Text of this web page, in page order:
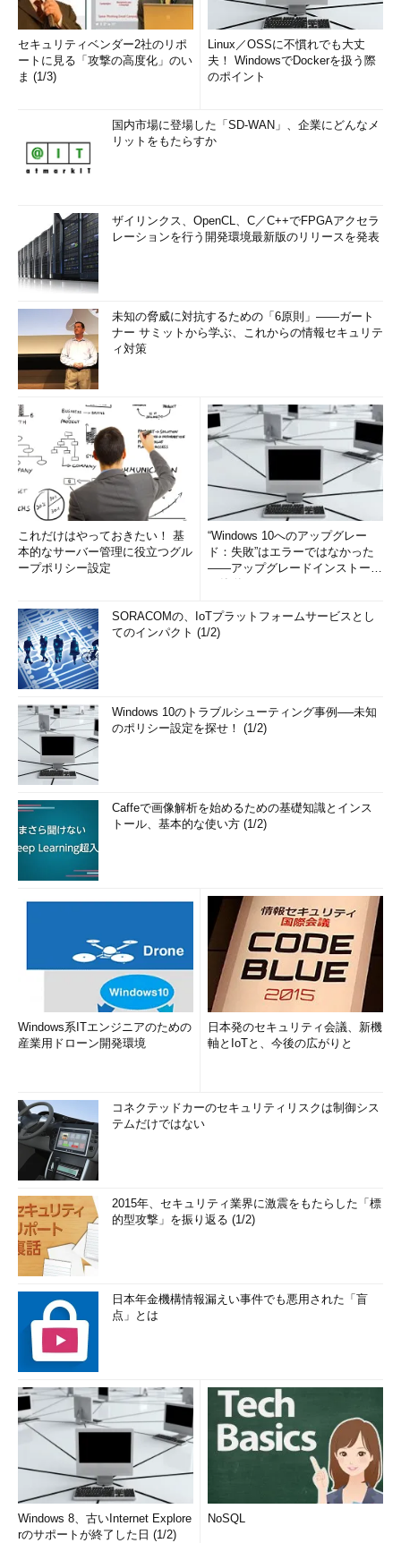
セキュリティベンダー2社のリポ
ートに見る「攻撃の高度化」のい
ま (1/3)
Linux／OSSに不慣れでも大丈
夫！ WindowsでDockerを扱う際
のポイント
国内市場に登場した「SD-WAN」、企業にどんなメ
リットをもたらすか
ザイリンクス、OpenCL、C／C++でFPGAアクセラ
レーションを行う開発環境最新版のリリースを発表
未知の脅威に対抗するための「6原則」――ガート
ナー サミットから学ぶ、これからの情報セキュリテ
ィ対策
これだけはやっておきたい！ 基
本的なサーバー管理に役立つグル
ープポリシー設定
“Windows 10へのアップグレー
ド：失敗”はエラーではなかった
――アップグレードインストール
SORACOMの、IoTプラットフォームサービスとし
てのインパクト (1/2)
Windows 10のトラブルシューティング事例──未知
のポリシー設定を探せ！ (1/2)
Caffeで画像解析を始めるための基礎知識とインス
トール、基本的な使い方 (1/2)
Windows系ITエンジニアのための
産業用ドローン開発環境
日本発のセキュリティ会議、新機
軸とIoTと、今後の広がりと
コネクテッドカーのセキュリティリスクは制御シス
テムだけではない
2015年、セキュリティ業界に激震をもたらした「標
的型攻撃」を振り返る (1/2)
日本年金機構情報漏えい事件でも悪用された「盲
点」とは
Windows 8、古いInternet Explore
rのサポートが終了した日 (1/2)
NoSQL